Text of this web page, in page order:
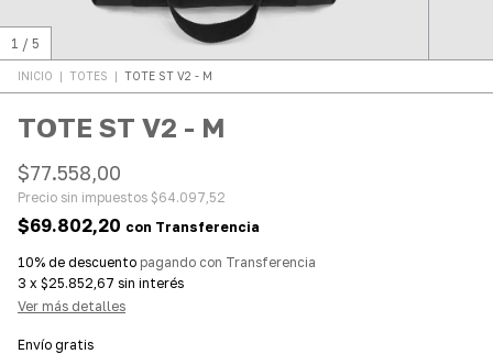
1 / 5
INICIO | TOTES | TOTE ST V2 - M
TOTE ST V2 - M
$77.558,00
Precio sin impuestos $64.097,52
$69.802,20 con Transferencia
10% de descuento pagando con Transferencia
3 x $25.852,67 sin interés
Ver más detalles
Envío gratis